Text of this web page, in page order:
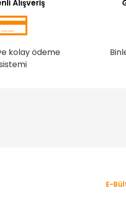
Alışveriş
kolay ödeme
E-